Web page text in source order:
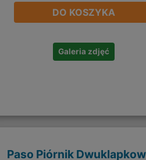
DO KOSZYKA
Galeria zdjęć
Paso Piórnik